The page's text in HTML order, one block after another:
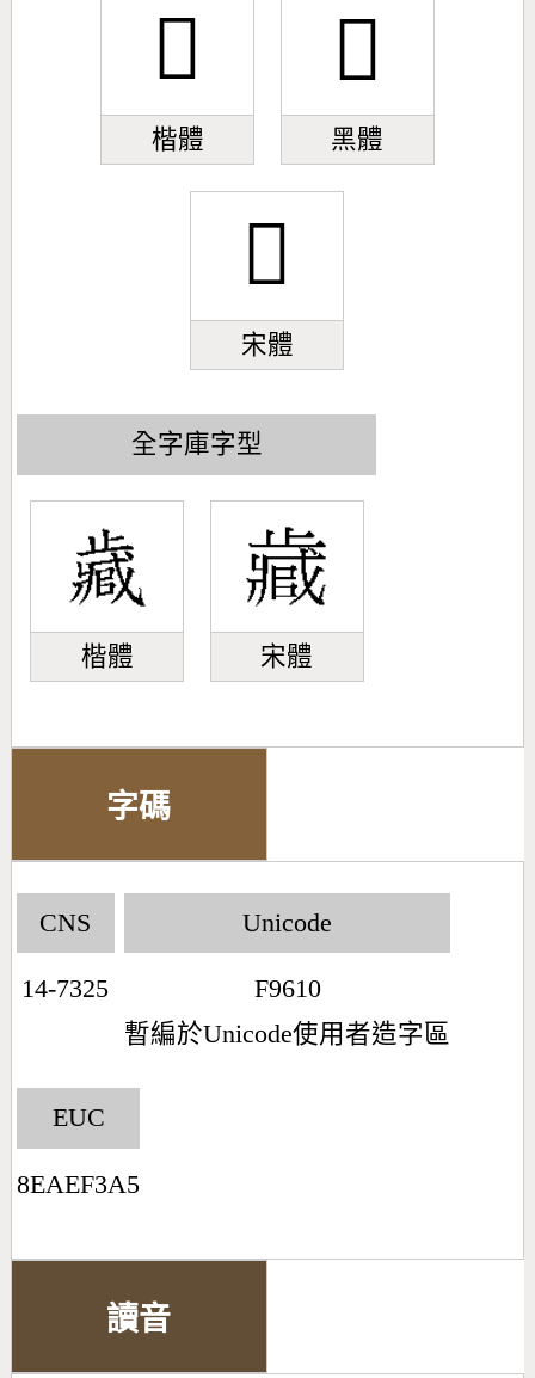
󹘐
楷體
󹘐
黑體
󹘐
宋體
全字庫字型
楷體 宋體
字碼
CNS
14-7325
Unicode
F9610
暫編於Unicode使用者造字區
EUC
8EAEF3A5
讀音